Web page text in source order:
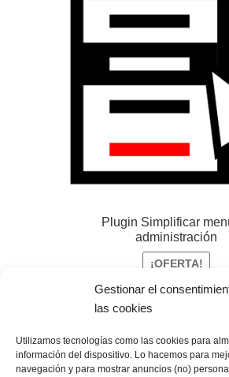
Gestionar el
las cookies
Utilizamos tecnologías como las cookies para
información del dispositivo. Lo hacemos para
navegación y para mostrar anuncios (no)
Plugin Simplificar
administración
¡OFERTA!
5,00€ El
original
era:
5,00 €.
0,00€El
es:
+IVA
Añadir al carrito